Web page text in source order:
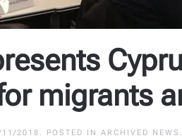
migrants
2018 . POSTED IN ARCHIVED NEWS .